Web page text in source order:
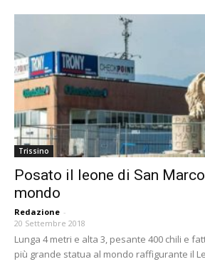
Trissino
Posato il leone di San
mondo
Redazione -
20 Settembre 2018
Lunga 4 metri e alta 3, pesante 400 chili e
più grande statua al mondo raffigurante il